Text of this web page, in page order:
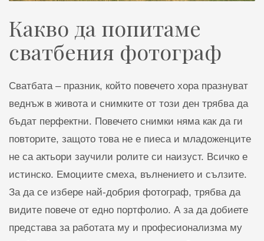
Какво да попитаме
сватбения фотограф
Сватбата – празник, който повечето хора празнуват
веднъж в живота и снимките от този ден трябва да
бъдат перфектни. Повечето снимки няма как да ги
повторите, защото това не е пиеса и младоженците
не са актьори заучили ролите си наизуст. Всичко е
истинско. Емоциите смеха, вълнението и сълзите.
За да се избере най-добрия фотограф, трябва да
видите повече от едно портфолио. А за да добиете
представа за работата му и професионализма му